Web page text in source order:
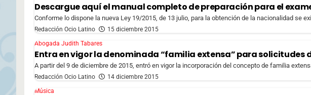
Descargue aquí el manual completo de preparación para el
Conforme lo dispone la nueva Ley 19/2015, de 13 julio, para la obtención de la nacionalidad se
Redacción Ocio Latino
15 diciembre 2015
Abogada Judith Tabares
Entra en vigor la denominada “familia extensa” para solicitudes
A partir del 9 de diciembre de 2015, entró en vigor la incorporación del concepto de familia
Redacción Ocio Latino
14 diciembre 2015
Música